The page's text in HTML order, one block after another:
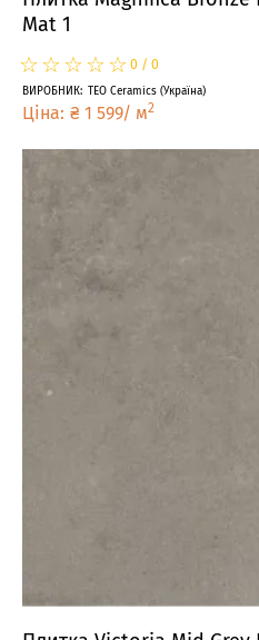
Mat 1
☆
★☆
★☆
★☆
★☆
★ 0 / 0
ВИРОБНИК: TEO Ceramics (Україна)
Ціна: ₴ 1 599/ м2